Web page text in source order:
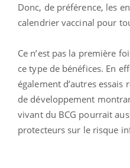
Donc, de préférence, les
calendrier vaccinal pour
Ce n’est pas la première
ce type de bénéfices. En
également d’autres essais
de développement
vivant du BCG pourrait
protecteurs sur le risque